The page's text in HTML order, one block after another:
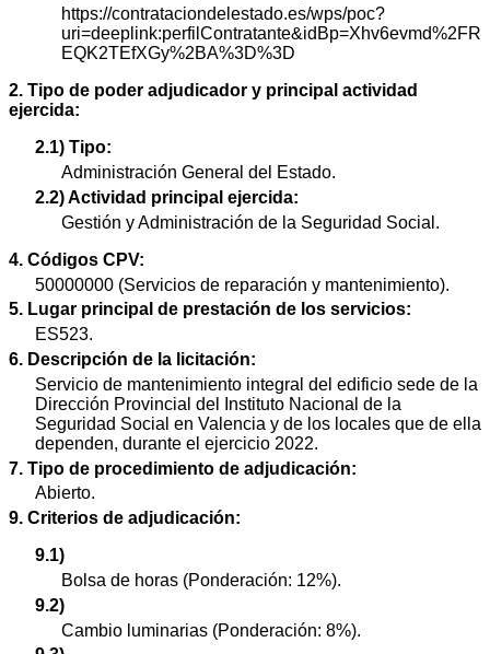
https://contrataciondelestado.es/wps/poc?
uri=deeplink:perfilContratante&idBp=Xhv6evmd%2FR
EQK2TEfXGy%2BA%3D%3D
2. Tipo de poder adjudicador y principal actividad
ejercida:
2.1) Tipo:
Administración General del Estado.
2.2) Actividad principal ejercida:
Gestión y Administración de la Seguridad Social.
4. Códigos CPV:
50000000 (Servicios de reparación y mantenimiento).
5. Lugar principal de prestación de los servicios:
ES523.
6. Descripción de la licitación:
Servicio de mantenimiento integral del edificio sede de la
Dirección Provincial del Instituto Nacional de la
Seguridad Social en Valencia y de los locales que de ella
dependen, durante el ejercicio 2022.
7. Tipo de procedimiento de adjudicación:
Abierto.
9. Criterios de adjudicación:
9.1)
Bolsa de horas (Ponderación: 12%).
9.2)
Cambio luminarias (Ponderación: 8%).